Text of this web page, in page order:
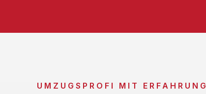
UMZUGSPROFI MIT ERFAHRUNG